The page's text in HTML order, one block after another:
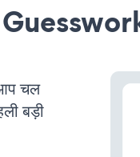
चल
बड़ी